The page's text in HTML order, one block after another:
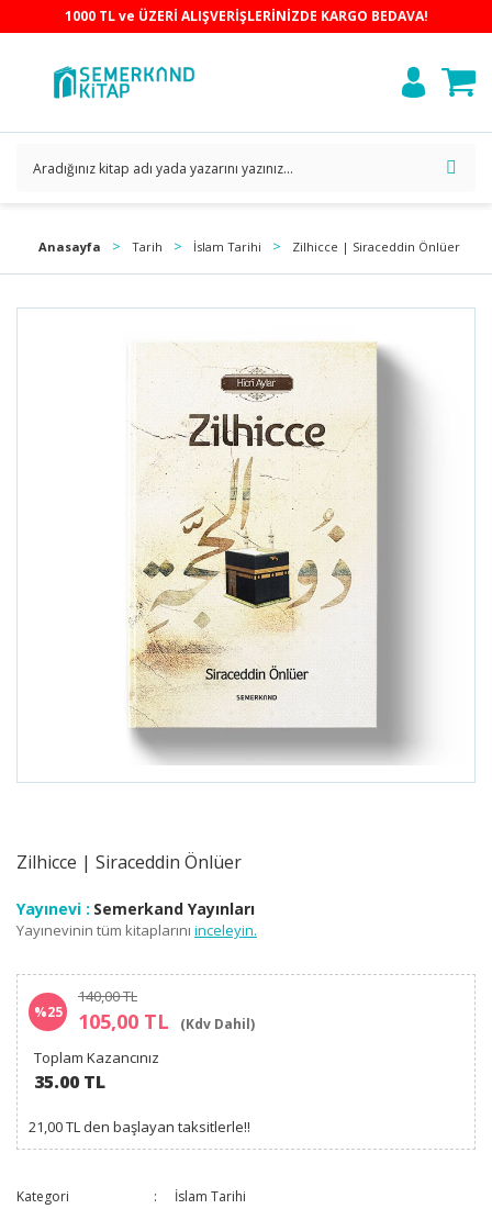
1000 TL ve ÜZERİ ALIŞVERİŞLERİNİZDE KARGO BEDAVA!
Anasayfa Tarih İslam Tarihi Zilhicce | Siraceddin Önlüer
Zilhicce | Siraceddin Önlüer
Yayınevi : Semerkand Yayınları
Yayınevinin tüm kitaplarını inceleyin.
%25
140,00 TL
105,00 TL (Kdv Dahil)
Toplam Kazancınız
35.00 TL
21,00 TL den başlayan taksitlerle!!
Kategori
İslam Tarihi